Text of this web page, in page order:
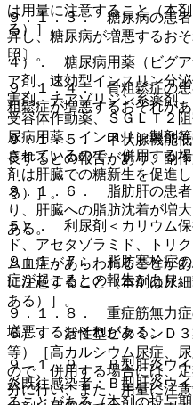
は用量に注意すること（本
る）］。
４）． 糖尿病用薬（ビグア
ア剤、速効型インスリン分
害剤、チアゾリジン系薬剤
受容体作動薬、ＳＧＬＴ２
尿病用薬、インスリン製剤
されているので、併用する
剤は肝臓での糖新生を促進
る）］。
５）． 利尿剤＜カリウム保
ド、アセタゾラミド、トリ
ム血症があらわれることが
に注意すること（本剤は尿
ある）］。
６）． 活性型ビタミンＤ
等）［高カルシウム尿症、
ので、併用する場合には、
分に行い、また、用量に注
９．１．３． 糖尿病の患者
昇し、糖尿病が増悪するお
照〕。
９．１．４． 骨粗鬆症の
粗鬆症が増悪するおそれが
９．１．５． 甲状腺機能
長するとの報告があり、副
９．１．６． 脂肪肝の患
り、肝臓への脂肪沈着が増
ある。
９．１．７． 脂肪塞栓症
症が起こるとの報告があり
９．１．８． 重症筋無力
増悪するおそれがある。
９．１．９． Ｂ型肝炎ウ
炎既往感染者：Ｂ型肝炎ウ
ることがある（本剤の投与